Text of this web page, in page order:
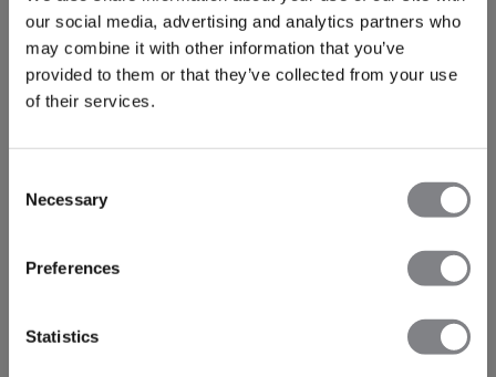
our social media, advertising and analytics partners who
may combine it with other information that you’ve
provided to them or that they’ve collected from your use
of their services.
Selection
Necessary
Preferences
Statistics